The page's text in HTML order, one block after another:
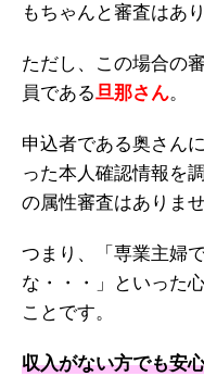
もちゃんと審査はあり
ただし、この場合の
員である旦那さん。
申込者である奥さん
った本人確認情報を
の属性審査はありませ
つまり、「専業主婦
な・・・」といった
ことです。
収入がない方でも安